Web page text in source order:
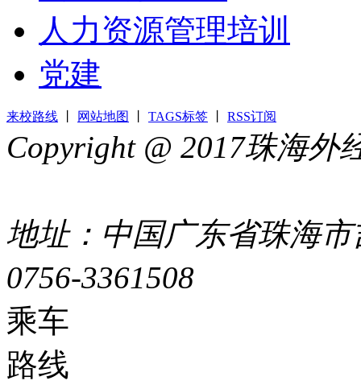
人力资源管理培训
党建
来校路线 网站地图 TAGS标签 RSS订阅
Copyright @ 2017珠海
地址：中国广东省珠海
0756-3361508
乘车
路线